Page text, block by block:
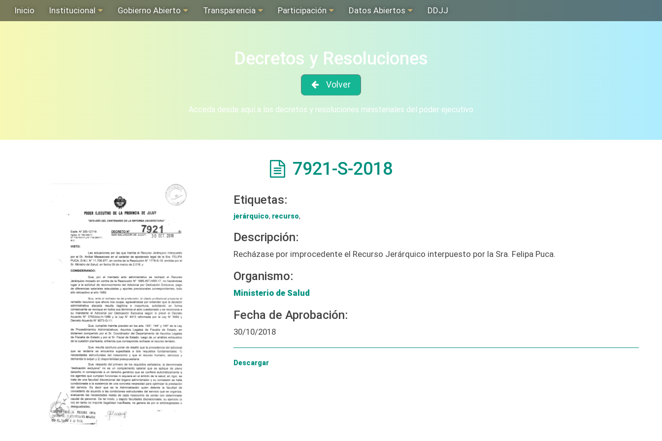
Inicio Institucional Gobierno Abierto Transparencia Participación Datos Abiertos DDJJ
Decretos y Resoluciones
Volver
Acceda desde aquí a los decretos y resoluciones ministeriales del poder ejecutivo
7921-S-2018
Etiquetas:
jerárquico, recurso,
Descripción:
Recházase por improcedente el Recurso Jerárquico interpuesto por la Sra. Felipa Puca.
Organismo:
Ministerio de Salud
Fecha de Aprobación:
30/10/2018
Descargar